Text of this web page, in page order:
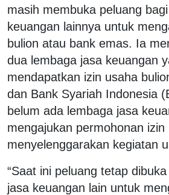
masih membuka peluang
keuangan lainnya untuk
bulion atau bank emas. Ia
dua lembaga jasa keuangan
mendapatkan izin usaha
dan Bank Syariah Indonesia
belum ada lembaga jasa
mengajukan permohonan izin
menyelenggarakan kegiatan
“Saat ini peluang tetap
jasa keuangan lain untuk